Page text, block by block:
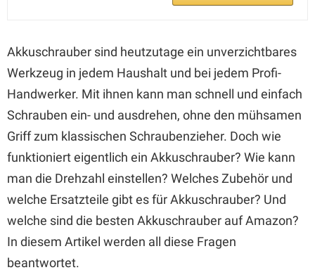
Akkuschrauber sind heutzutage ein unverzichtbares
Werkzeug in jedem Haushalt und bei jedem Profi-
Handwerker. Mit ihnen kann man schnell und einfach
Schrauben ein- und ausdrehen, ohne den mühsamen
Griff zum klassischen Schraubenzieher. Doch wie
funktioniert eigentlich ein Akkuschrauber? Wie kann
man die Drehzahl einstellen? Welches Zubehör und
welche Ersatzteile gibt es für Akkuschrauber? Und
welche sind die besten Akkuschrauber auf Amazon?
In diesem Artikel werden all diese Fragen
beantwortet.